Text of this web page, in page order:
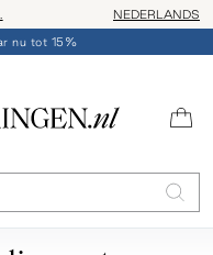
Advies: 020 -
NEDERLANDS
nu tot 15%